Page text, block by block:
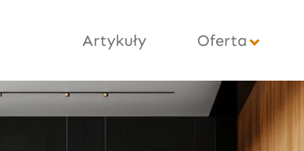
Artykuły Oferta